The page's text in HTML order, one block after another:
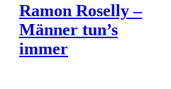
Ramon Roselly –
Männer tun’s
immer